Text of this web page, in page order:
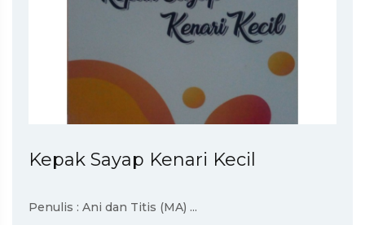
Kepak Sayap Kenari Kecil
Penulis : Ani dan Titis (MA) ...